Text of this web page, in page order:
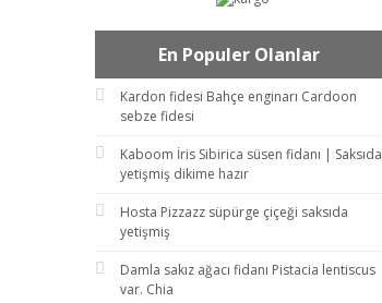
En Populer Olanlar
Kardon fidesi Bahçe enginarı Cardoon
sebze fidesi
Kaboom İris Sibirica süsen fidanı | Saksıda
yetişmiş dikime hazır
Hosta Pizzazz süpürge çiçeği saksıda
yetişmiş
Damla sakız ağacı fidanı Pistacia lentiscus
var. Chia